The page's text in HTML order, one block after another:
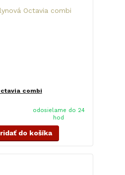
combi
odosielame do 24
hod
do košíka